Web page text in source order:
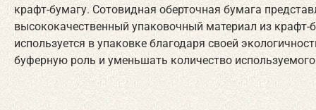
крафт-бумагу. Сотовидная оберточная бумага
высококачественный упаковочный материал из
используется в упаковке благодаря своей
буферную роль и уменьшать количество